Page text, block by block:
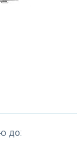
до: